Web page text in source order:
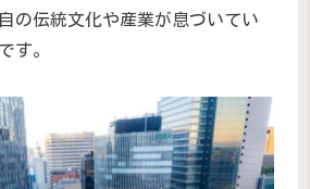
の伝統文化や産業が息づいてい
す。